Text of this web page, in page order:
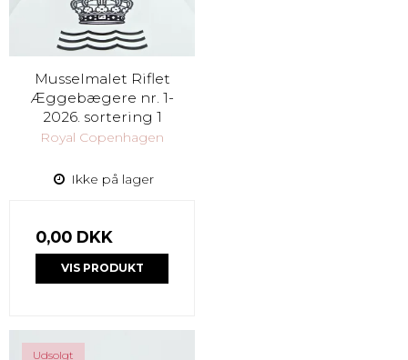
Musselmalet Riflet
Æggebægere nr. 1-
2026. sortering 1
Royal Copenhagen
Ikke på lager
0,00 DKK
VIS PRODUKT
Udsolgt